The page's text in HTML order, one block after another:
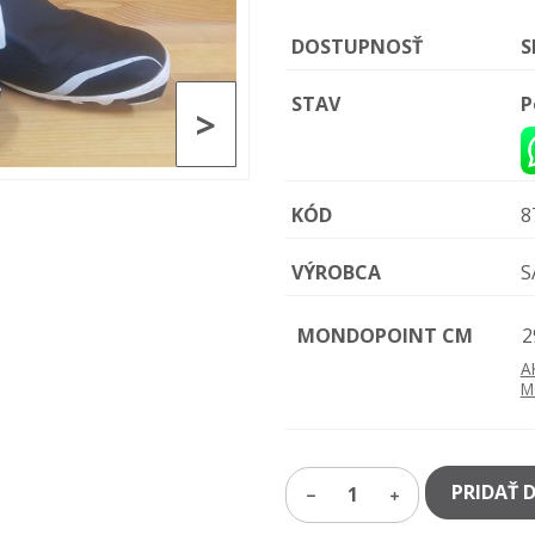
>
DOSTUPNOSŤ
STAV
KÓD
VÝROBCA
MONDOPOINT CM
1 PRIDAŤ